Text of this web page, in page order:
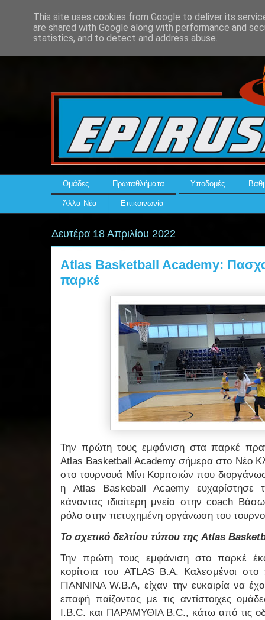
Ομάδες Πρωταθλήματα Υποδομές
Άλλα Νέα Επικοινωνία
Δευτέρα 18 Απριλίου 2022
Atlas Basketball Academy:
παρκέ
Την πρώτη τoυς εμφάνιση στα παρκέ
Atlas Basketball Academy σήμερα στο Νέο
στο τουρνουά Μίνι Κοριτσιών που
η Atlas Baskeball Acaemy
κάνοντας ιδιαίτερη μνεία στην coach
ρόλο στην πετυχημένη οργάνωση του
Το σχετικό δελτίου τύπου της Atlas
Την πρώτη τους εμφάνιση στο παρκέ
κορίτσια του ATLAS B.A. Kαλεσμένοι
ΓΙΑΝΝΙΝΑ W.B.A, είχαν την ευκαιρία να
επαφή παίζοντας με τις αντίστοιχες
I.B.C. και ΠΑΡΑΜΥΘΙΑ B.C., κάτω από τις
This site uses cookies from Google to deliver its
are shared with Google along with performance and
statistics, and to detect and address abuse.